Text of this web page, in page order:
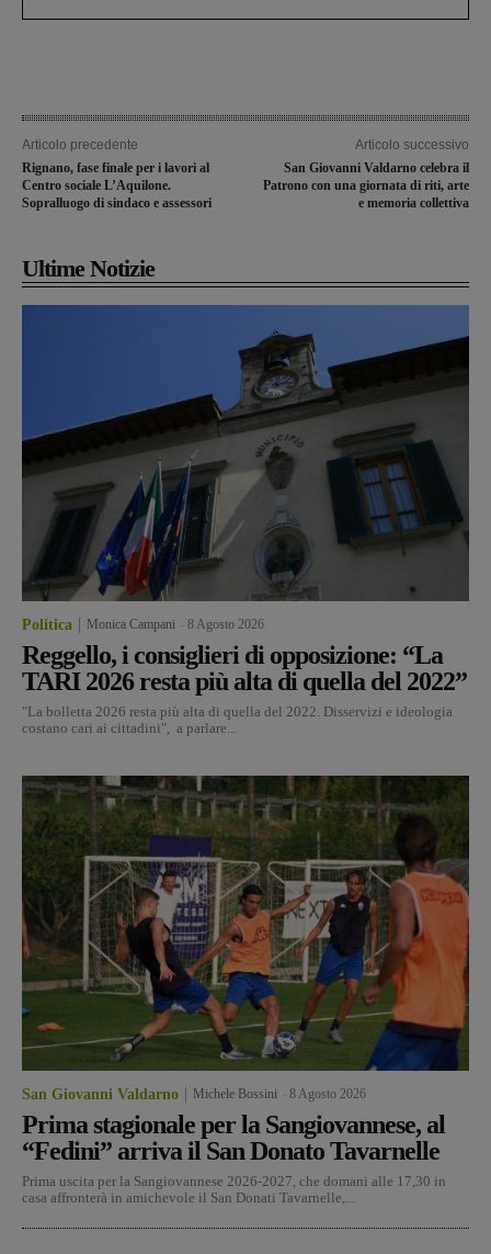
Articolo precedente
Rignano, fase finale per i lavori al
Centro sociale L’Aquilone.
Sopralluogo di sindaco e assessori
Articolo successivo
San Giovanni Valdarno celebra il
Patrono con una giornata di riti, arte
e memoria collettiva
Ultime Notizie
Politica Monica Campani 8 Agosto 2026
Reggello, i consiglieri di opposizione: “La
TARI 2026 resta più alta di quella del 2022”
"La bolletta 2026 resta più alta di quella del 2022. Disservizi e ideologia
costano cari ai cittadini", a parlare...
San Giovanni Valdarno Michele Bossini 8 Agosto 2026
Prima stagionale per la Sangiovannese, al
“Fedini” arriva il San Donato Tavarnelle
Prima uscita per la Sangiovannese 2026-2027, che domani alle 17,30 in
casa affronterà in amichevole il San Donati Tavarnelle,...